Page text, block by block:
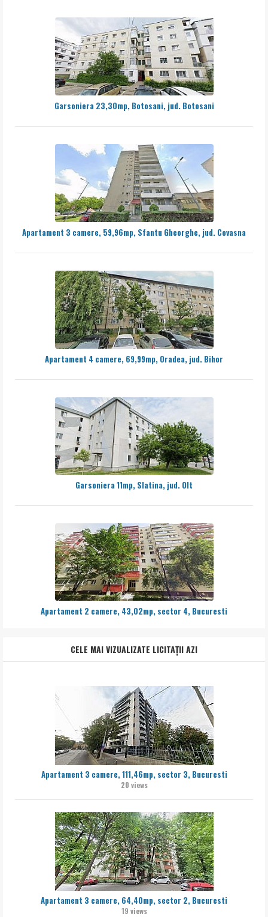
Garsoniera 23,30mp, Botosani, jud. Botosani
Apartament 3 camere, 59,96mp, Sfantu Gheorghe, jud. Covasna
Apartament 4 camere, 69,99mp, Oradea, jud. Bihor
Garsoniera 11mp, Slatina, jud. Olt
Apartament 2 camere, 43,02mp, sector 4, Bucuresti
CELE MAI VIZUALIZATE LICITAȚII AZI
Apartament 3 camere, 111,46mp, sector 3, Bucuresti
20 views
Apartament 3 camere, 64,40mp, sector 2, Bucuresti
19 views